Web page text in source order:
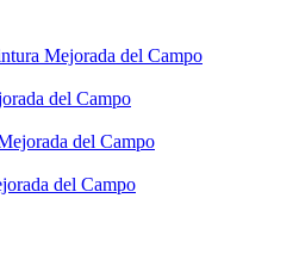
Mejorada del Campo
del Campo
del Campo
del Campo